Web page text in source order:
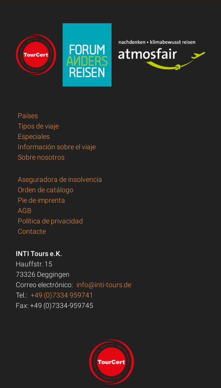
Países
Tipos de viaje
Especiales
Información sobre el viaje
Sobre nosotros
Aseguradora de insolvencia
Orden de catálogo
Pie de imprenta
AGB
Política de privacidad
Contacte
INTI Tours e.K.
Hauffstr. 15
73326 Deggingen
Correo electrónico: info@inti-tours.de
Tel.: +49 (0)7334 959741
Fax: +49 (0)7334-959745